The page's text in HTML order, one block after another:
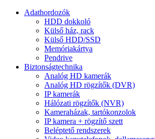
Adathordozók
HDD dokkoló
Külső ház, rack
Külső HDD/SSD
Memóriakártya
Pendrive
Biztonságtechnika
Analóg HD kamerák
Analóg HD rögzítők (DVR)
IP kamerák
Hálózati rögzítők (NVR)
Kameraházak, tartókonzolok
IP kamera + rögzítő szett
Beléptető rendszerek